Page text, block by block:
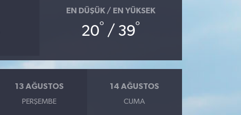
EN DÜŞÜK / EN YÜKSEK
20° / 39°
13 AĞUSTOS
PERŞEMBE
14 AĞUSTOS
CUMA